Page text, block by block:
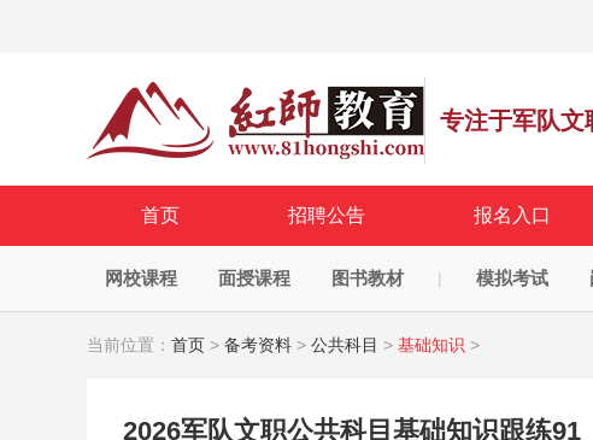
专注于军队文
首页 招聘公告 报名入口
网校课程 面授课程 图书教材 | 模拟考试
当前位置： 首页 > 备考资料 > 公共科目 > 基础知识 >
2026军队文职公共科目基础知识跟练91